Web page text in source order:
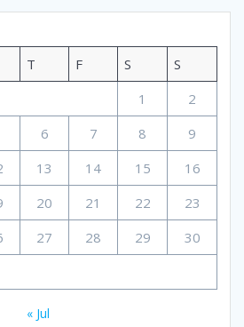
T F S
S
1
2
6 7 8
9
13 14 15
16
20 21 22
23
27 28 29
30
« Jul